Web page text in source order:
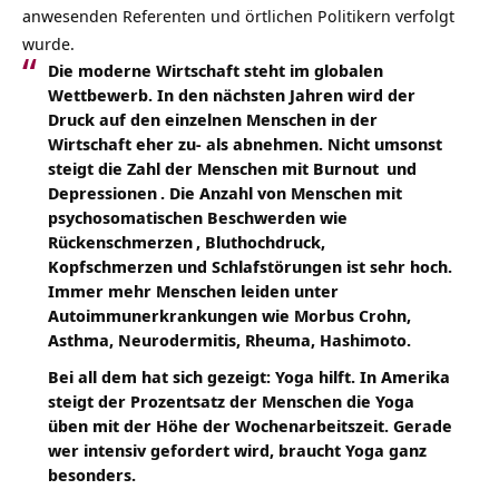
anwesenden Referenten und örtlichen Politikern verfolgt
wurde.
Die moderne Wirtschaft steht im globalen
Wettbewerb. In den nächsten Jahren wird der
Druck auf den einzelnen Menschen in der
Wirtschaft eher zu- als abnehmen. Nicht umsonst
steigt die Zahl der Menschen mit Burnout und
Depressionen. Die Anzahl von Menschen mit
psychosomatischen Beschwerden wie
Rückenschmerzen, Bluthochdruck,
Kopfschmerzen und Schlafstörungen ist sehr hoch.
Immer mehr Menschen leiden unter
Autoimmunerkrankungen wie Morbus Crohn,
Asthma, Neurodermitis, Rheuma, Hashimoto.
Bei all dem hat sich gezeigt: Yoga hilft. In Amerika
steigt der Prozentsatz der Menschen die Yoga
üben mit der Höhe der Wochenarbeitszeit. Gerade
wer intensiv gefordert wird, braucht Yoga ganz
besonders.